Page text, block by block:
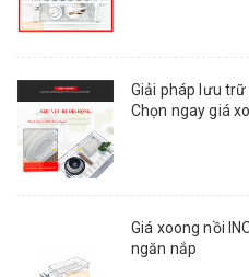
Giải pháp lưu
Chọn ngay giá
Giá xoong nồi
ngăn nắp